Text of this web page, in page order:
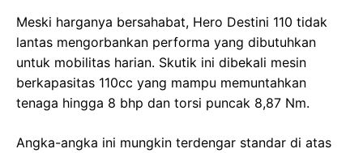
Meski harganya bersahabat, Hero Destini 110 tidak
lantas mengorbankan performa yang dibutuhkan
untuk mobilitas harian. Skutik ini dibekali mesin
berkapasitas 110cc yang mampu memuntahkan
tenaga hingga 8 bhp dan torsi puncak 8,87 Nm.
Angka-angka ini mungkin terdengar standar di atas